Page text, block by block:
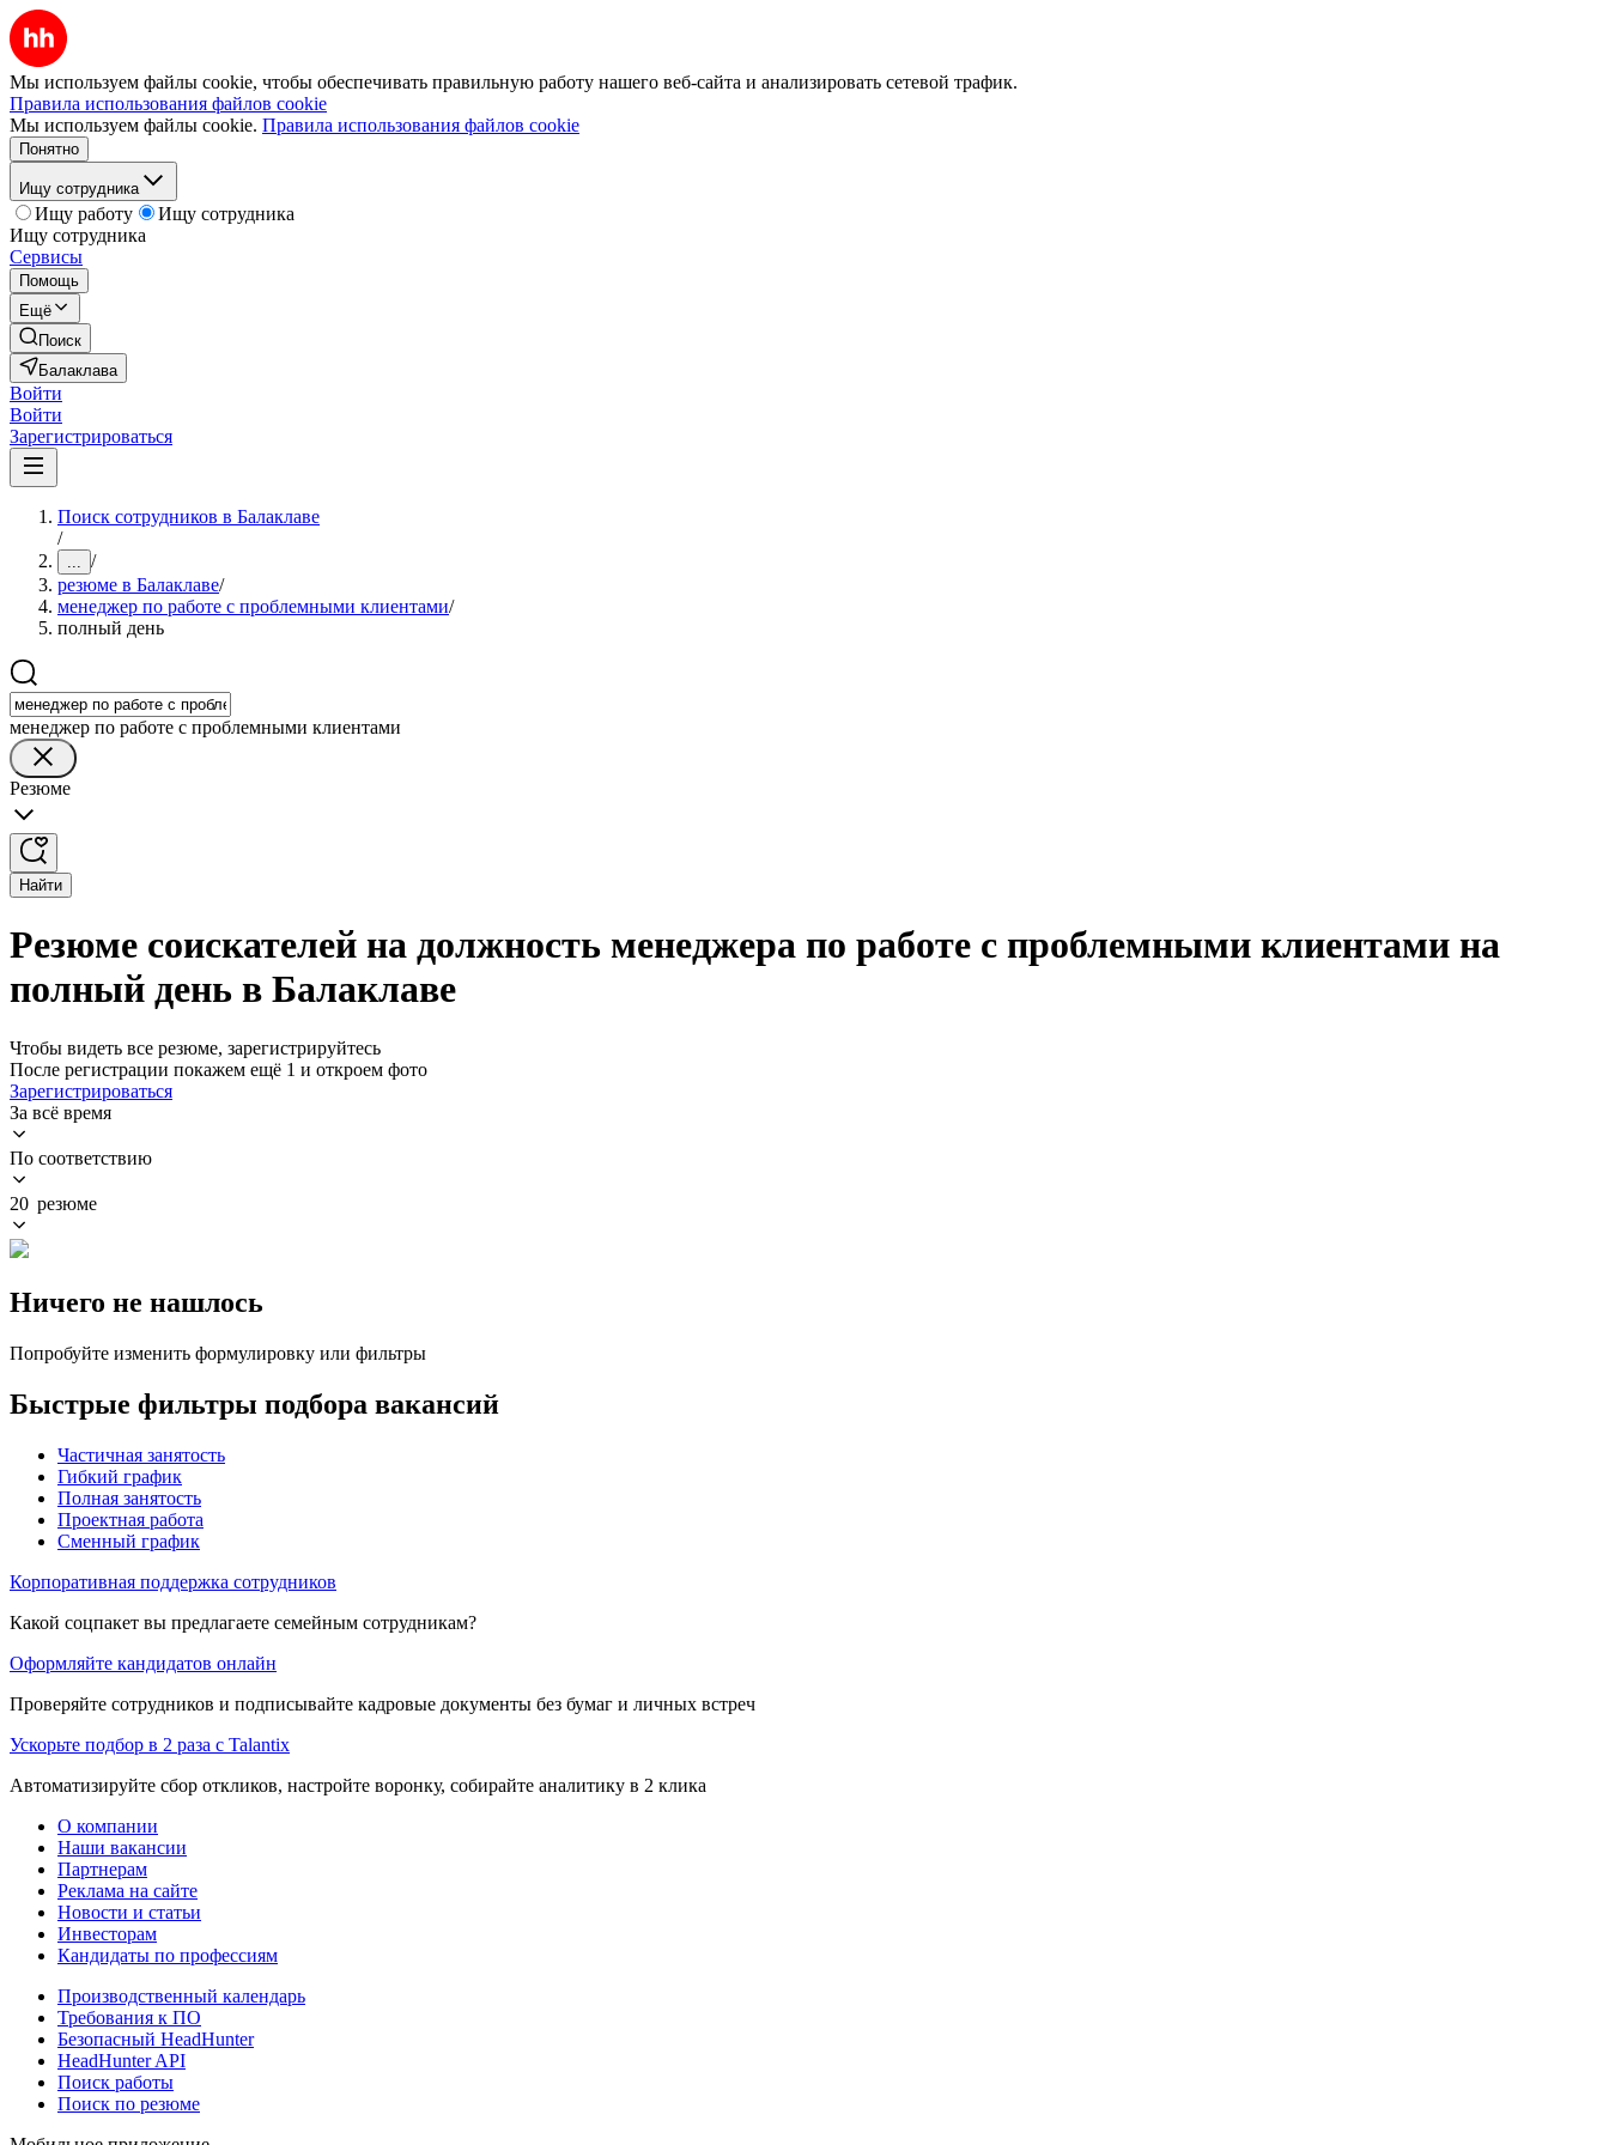
Мы используем файлы cookie, чтобы обеспечивать правильную работу нашего веб-сайта и анализировать сетевой трафик.
Правила использования файлов cookie
Мы используем файлы cookie. Правила использования файлов cookie
Понятно
Ищу сотрудника
Ищу работу
Ищу сотрудника
Ищу сотрудника
Сервисы
Помощь
Ещё
Поиск
Балаклава
Войти
Войти
Зарегистрироваться
Поиск сотрудников в Балаклаве
/
... /
резюме в Балаклаве/
менеджер по работе с проблемными клиентами/
полный день
менеджер по работе с проблемными клиентами
Резюме
Найти
Резюме соискателей на должность менеджера по работе с проблемными клиентами на
полный день в Балаклаве
Чтобы видеть все резюме, зарегистрируйтесь
После регистрации покажем ещё 1 и откроем фото
Зарегистрироваться
За всё время
По соответствию
20 резюме
Ничего не нашлось
Попробуйте изменить формулировку или фильтры
Быстрые фильтры подбора вакансий
Частичная занятость
Гибкий график
Полная занятость
Проектная работа
Сменный график
Корпоративная поддержка сотрудников
Какой соцпакет вы предлагаете семейным сотрудникам?
Оформляйте кандидатов онлайн
Проверяйте сотрудников и подписывайте кадровые документы без бумаг и личных встреч
Ускорьте подбор в 2 раза с Talantix
Автоматизируйте сбор откликов, настройте воронку, собирайте аналитику в 2 клика
О компании
Наши вакансии
Партнерам
Реклама на сайте
Новости и статьи
Инвесторам
Кандидаты по профессиям
Производственный календарь
Требования к ПО
Безопасный HeadHunter
HeadHunter API
Поиск работы
Поиск по резюме